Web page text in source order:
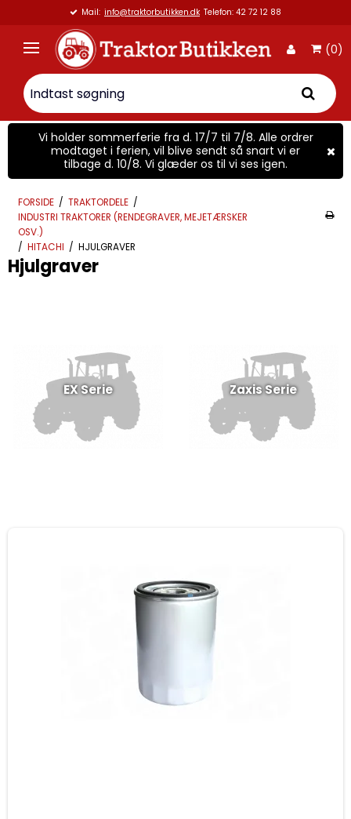
Mail: info@traktorbutikken.dk Telefon: 42 72 12 88
(0)
Vi holder sommerferie fra d. 17/7 til 7/8. Alle ordrer
modtaget i ferien, vil blive sendt så snart vi er
tilbage d. 10/8. Vi glæder os til vi ses igen.
FORSIDE / TRAKTORDELE /
INDUSTRI TRAKTORER (RENDEGRAVER, MEJETÆRSKER
OSV.)
/ HITACHI / HJULGRAVER
Hjulgraver
EX Serie Zaxis Serie